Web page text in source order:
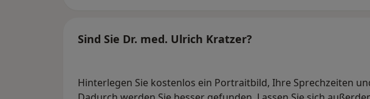
Sind Sie Dr. med. Ulrich Kratzer?
Hinterlegen Sie kostenlos ein Portraitbild, Ihre Sprechzeiten